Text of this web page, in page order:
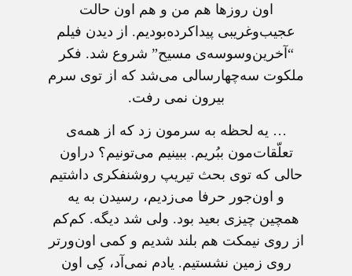
اون روزها هم من و هم اون حالت
عجیب‌وغریبی پیداکرده‌بودیم. از دیدن فیلم
“آخرین‌وسوسه‌ی مسیح” شروع شد. فکر
ملکوت سه‌چهار‌سالی می‌شد که از توی سرم
بیرون نمی رفت.
… یه لحظه به سرمون زد که از همه‌ی
تعلّقات‌مون ببُریم. ببینیم می‌تونیم؟ دراون
حالی که توی بحث تیریپ روشنفکری داشتیم
و اون‌جور حرفا می‌زدیم، رسیدن به یه
همچین چیزی بعید بود. ولی شد دیگه. کم‌کم
از روی نیمکت هم بلند شدیم و کمی اون‌ورتر
روی زمین نشستیم. یادم نمی‌آد، کِی اون